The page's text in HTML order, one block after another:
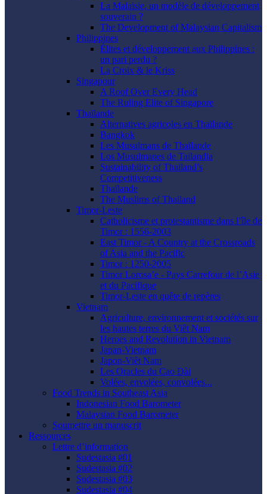
La Malaisie, un modèle de développement
souverain ?
The Development of Malaysian Capitalism
Philippines
Élites et développement aux Philippines :
un pari perdu ?
La Croix & le Kriss
Singapour
A Roof Over Every Head
The Ruling Elite of Singapore
Thaïlande
Alternatives agricoles en Thaïlande
Bangkok
Les Musulmans de Thaïlande
Los Musulmanes de Tailandia
Sustainability of Thailand’s
Competitiveness
Thaïlande
The Muslims of Thailand
Timor-Leste
Catholicisme et protestantisme dans l’île de
Timor : 1556-2003
East Timor - A Country at the Crossroads
of Asia and the Pacific
Timor : 1250-2005
Timor Lorosa’e - Pays Carrefour de l’Asie
et du Pacifique
Timor-Leste en quête de repères
Vietnam
Agriculture, environnement et sociétés sur
les hautes terres du Viêt Nam
Heroes and Revolution in Vietnam
Japan-Vietnam
Japon-Viêt Nam
Les Oracles du Cao Ðài
Volées, envolées, convolées...
Food Trends in Southeast Asia
Indonesian Food Barometer
Malaysian Food Barometer
Soumettre un manuscrit
Ressources
Lettre d’information
Sudestasia #01
Sudestasia #02
Sudestasia #03
Sudestasia #04